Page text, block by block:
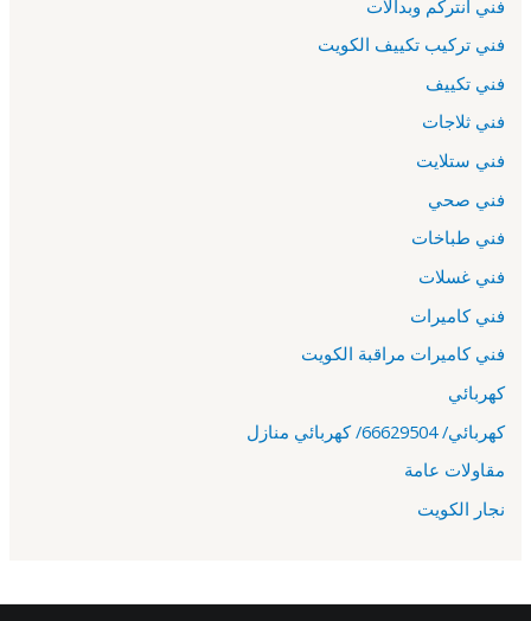
فني انتركم وبدالات
فني تركيب تكييف الكويت
فني تكييف
فني ثلاجات
فني ستلايت
فني صحي
فني طباخات
فني غسلات
فني كاميرات
فني كاميرات مراقبة الكويت
كهربائي
كهربائي/ 66629504/ كهربائي منازل
مقاولات عامة
نجار الكويت